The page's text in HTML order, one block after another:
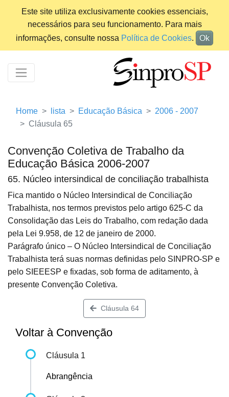
Este site utiliza exclusivamente cookies essenciais,
necessários para seu funcionamento. Para mais
informações, consulte nossa Política de Cookies. Ok
Home lista Educação Básica
2006 - 2007
Cláusula 65
Convenção Coletiva de Trabalho da
Educação Básica 2006-2007
65. Núcleo intersindical de conciliação trabalhista
Fica mantido o Núcleo Intersindical de Conciliação
Trabalhista, nos termos previstos pelo artigo 625-C da
Consolidação das Leis do Trabalho, com redação dada
pela Lei 9.958, de 12 de janeiro de 2000.
Parágrafo único – O Núcleo Intersindical de Conciliação
Trabalhista terá suas normas definidas pelo SINPRO-SP e
pelo SIEEESP e fixadas, sob forma de aditamento, à
presente Convenção Coletiva.
Cláusula 64
Voltar à Convenção
Cláusula 1
Abrangência